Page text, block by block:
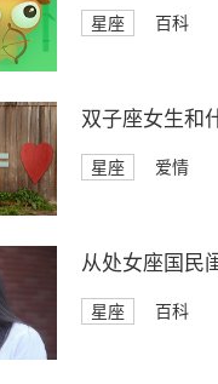
星座 百科
双子座女生和
星座 爱情
从处女座国民
星座 百科